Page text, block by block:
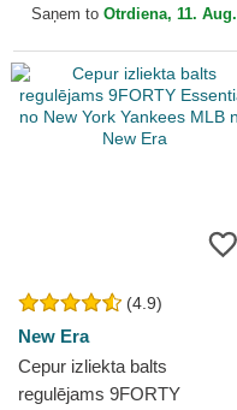
New Era
Saņem to Otrdiena, 11. Aug.
(4.9)
New Era
Cepur izliekta balts
regulējams 9FORTY